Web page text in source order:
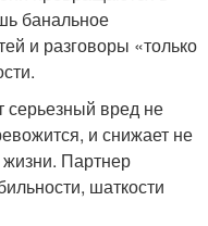
банальное
и разговоры «только
серьезный вред не
и снижает не
жизни. Партнер
шаткости